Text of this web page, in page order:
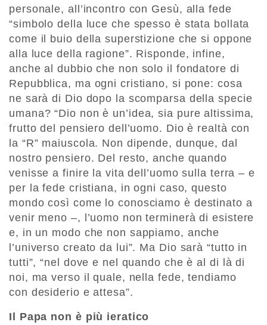
personale, all’incontro con Gesù, alla fede
“simbolo della luce che spesso è stata bollata
come il buio della superstizione che si oppone
alla luce della ragione”. Risponde, infine,
anche al dubbio che non solo il fondatore di
Repubblica, ma ogni cristiano, si pone: cosa
ne sarà di Dio dopo la scomparsa della specie
umana? “Dio non è un’idea, sia pure altissima,
frutto del pensiero dell’uomo. Dio è realtà con
la “R” maiuscola. Non dipende, dunque, dal
nostro pensiero. Del resto, anche quando
venisse a finire la vita dell’uomo sulla terra – e
per la fede cristiana, in ogni caso, questo
mondo così come lo conosciamo è destinato a
venir meno –, l’uomo non terminerà di esistere
e, in un modo che non sappiamo, anche
l’universo creato da lui”. Ma Dio sarà “tutto in
tutti”, “nel dove e nel quando che è al di là di
noi, ma verso il quale, nella fede, tendiamo
con desiderio e attesa”.
Il Papa non è più ieratico